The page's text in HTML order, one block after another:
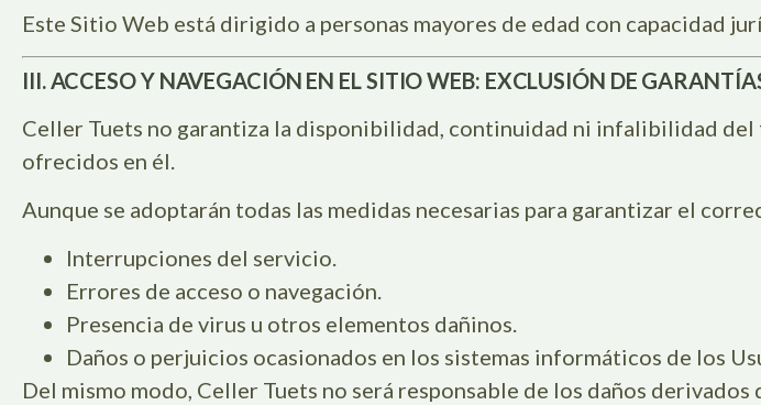
Este Sitio Web está dirigido a personas mayores de edad con capacidad
III. ACCESO Y NAVEGACIÓN EN EL SITIO WEB: EXCLUSIÓN DE
Celler Tuets no garantiza la disponibilidad, continuidad ni infalibilidad
ofrecidos en él.
Aunque se adoptarán todas las medidas necesarias para garantizar el
Interrupciones del servicio.
Errores de acceso o navegación.
Presencia de virus u otros elementos dañinos.
Daños o perjuicios ocasionados en los sistemas informáticos de los
Del mismo modo, Celler Tuets no será responsable de los daños